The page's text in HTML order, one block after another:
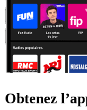
Obtenez